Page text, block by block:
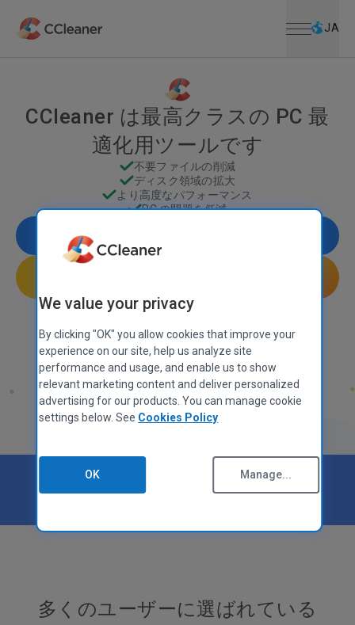
JA
CCleaner は最高クラスの PC 最
適化用ツールです
不要ファイルの削減
ディスク領域の拡大
より高度なパフォーマンス
PC の問題を低減
30 日間返金保証
非常に良い」の評価
多くのユーザーに選ばれている
We value your privacy
By clicking "OK" you allow cookies that improve your
experience on our site, help us analyze site
performance and usage, and enable us to show
relevant marketing content and deliver personalized
advertising for our products. You can manage cookie
settings below. See Cookies Policy
OK Manage...